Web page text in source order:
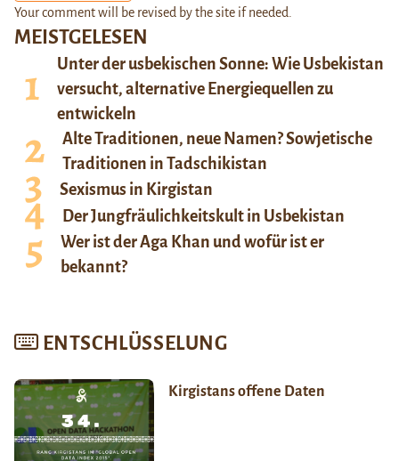
MEISTGELESEN
Unter der usbekischen Sonne: Wie Usbekistan
versucht, alternative Energiequellen zu
entwickeln
Alte Traditionen, neue Namen? Sowjetische
Traditionen in Tadschikistan
Sexismus in Kirgistan
Der Jungfräulichkeitskult in Usbekistan
Wer ist der Aga Khan und wofür ist er
bekannt?
ENTSCHLÜSSELUNG
Kirgistans offene Daten
Your comment will be revised by the site if needed.